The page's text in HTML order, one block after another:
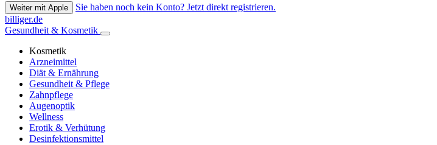
Weiter mit Apple
Sie haben noch kein Konto? Jetzt direkt registrieren.
billiger.de
Gesundheit & Kosmetik
Kosmetik
Arzneimittel
Diät & Ernährung
Gesundheit & Pflege
Zahnpflege
Augenoptik
Wellness
Erotik & Verhütung
Desinfektionsmittel